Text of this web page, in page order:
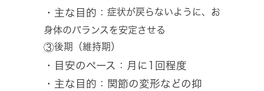
・主な目的： 症状が戻らないように、お
身体のバランスを安定させる
③後期（維持期）
・目安のペース：月に1回程度
・主な目的：関節の変形などの抑